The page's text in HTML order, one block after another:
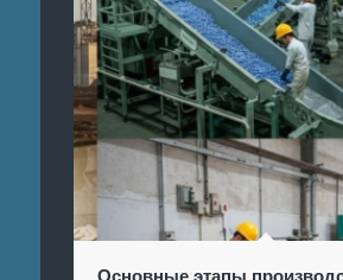
Основные этапы